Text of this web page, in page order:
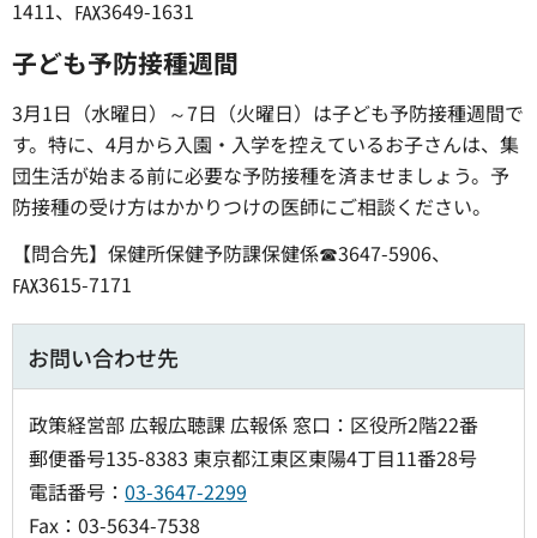
1411、℻3649-1631
子ども予防接種週間
3月1日（水曜日）～7日（火曜日）は子ども予防接種週間で
す。特に、4月から入園・入学を控えているお子さんは、集
団生活が始まる前に必要な予防接種を済ませましょう。予
防接種の受け方はかかりつけの医師にご相談ください。
【問合先】保健所保健予防課保健係☎3647-5906、
℻3615-7171
お問い合わせ先
政策経営部 広報広聴課 広報係 窓口：区役所2階22番
郵便番号135-8383 東京都江東区東陽4丁目11番28号
電話番号： 03-3647-2299
Fax：03-5634-7538